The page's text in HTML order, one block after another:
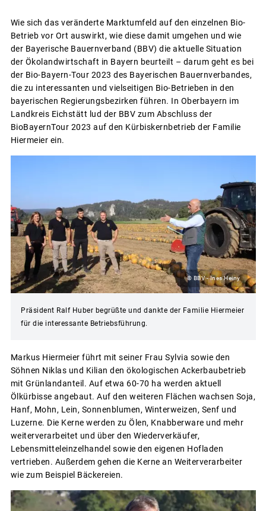
Wie sich das veränderte Marktumfeld auf den einzelnen Bio-
Betrieb vor Ort auswirkt, wie diese damit umgehen und wie
der Bayerische Bauernverband (BBV) die aktuelle Situation
der Ökolandwirtschaft in Bayern beurteilt – darum geht es bei
der Bio-Bayern-Tour 2023 des Bayerischen Bauernverbandes,
die zu interessanten und vielseitigen Bio-Betrieben in den
bayerischen Regierungsbezirken führen. In Oberbayern im
Landkreis Eichstätt lud der BBV zum Abschluss der
BioBayernTour 2023 auf den Kürbiskernbetrieb der Familie
Hiermeier ein.
© BBV - Ines Heiny
Präsident Ralf Huber begrüßte und dankte der Familie Hiermeier
für die interessante Betriebsführung.
Markus Hiermeier führt mit seiner Frau Sylvia sowie den
Söhnen Niklas und Kilian den ökologischen Ackerbaubetrieb
mit Grünlandanteil. Auf etwa 60-70 ha werden aktuell
Ölkürbisse angebaut. Auf den weiteren Flächen wachsen Soja,
Hanf, Mohn, Lein, Sonnenblumen, Winterweizen, Senf und
Luzerne. Die Kerne werden zu Ölen, Knabberware und mehr
weiterverarbeitet und über den Wiederverkäufer,
Lebensmitteleinzelhandel sowie den eigenen Hofladen
vertrieben. Außerdem gehen die Kerne an Weiterverarbeiter
wie zum Beispiel Bäckereien.